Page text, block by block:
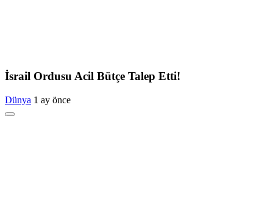
İsrail Ordusu Acil Bütçe Talep Etti!
Dünya 1 ay önce